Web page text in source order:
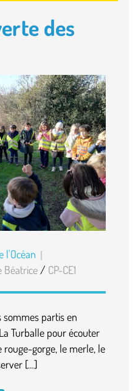
des
l'Océan
Béatrice / CP-CE1
sommes partis en
Turballe pour écouter
rouge-gorge, le merle, le
[…]